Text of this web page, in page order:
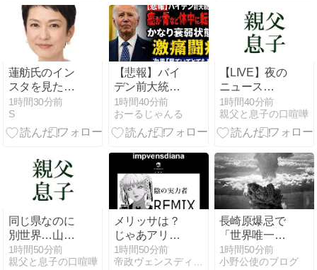
に協力すべ
き」➾ ネット
「そうやって
北朝鮮の兵力
を疲弊させて
くれ」
隊による排除
後は拍手も
蓮舫氏のイン
スタを見た医
師「他人を批
判するだけで
いい給料貰っ
て 本当に腹が
立ちました。
早く辞めてく
れないか
な。」
1時間30分前
S
【悲報】バイ
デン前大統
領、癌が骨な
ど体中に転移
でかなり衰弱
病 次男「見て
いてとても辛
い」
1時間40分前
おーるじゃんる
【LIVE】夜の
ニュース
（Japan News
Digest Live）
最新情報など
1時間40分前
親父と息子の口喧嘩
同じ県なのに
別世界…山に
分断された日
本の地域7選
1時間50分前
親父と息子の口喧嘩
メリッサは？
じゃあアリッ
サは(笑)
1時間50分前
帝政ヴェンスディアナ
長崎原爆忌で
「世界唯一の
被爆国は北朝
鮮」と主張す
1時間50分前
小野公使のブログ